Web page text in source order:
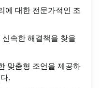
에 대한 전문가적인 조
속한 해결책을 찾을
맞춤형 조언을 제공하
.